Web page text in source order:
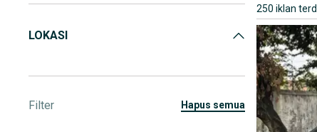
LOKASI
Filter hapus semua
250 iklan